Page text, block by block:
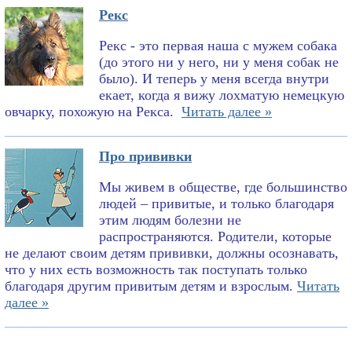
Рекс
Рекс - это первая наша с мужем собака
(до этого ни у него, ни у меня собак не
было). И теперь у меня всегда внутри
екает, когда я вижу лохматую немецкую
овчарку, похожую на Рекса. Читать далее »
Про прививки
Мы живем в обществе, где большинство
людей – привитые, и только благодаря
этим людям болезни не
распространяются. Родители, которые
не делают своим детям прививки, должны осознавать,
что у них есть возможность так поступать только
благодаря другим привитым детям и взрослым. Читать
далее »